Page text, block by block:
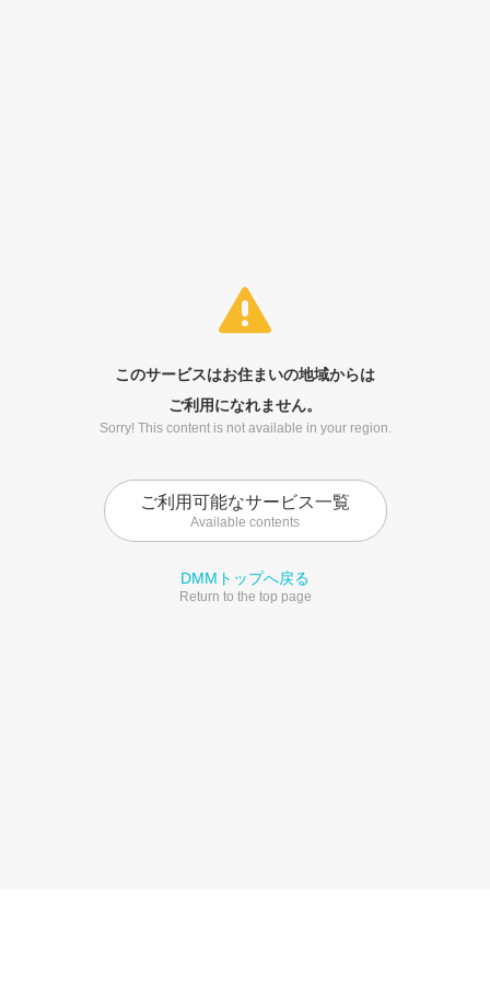
このサービスはお住まいの地域からは
ご利用になれません。
Sorry! This content is not available in your region.
ご利用可能なサービス一覧
Available contents
DMMトップへ戻る
Return to the top page